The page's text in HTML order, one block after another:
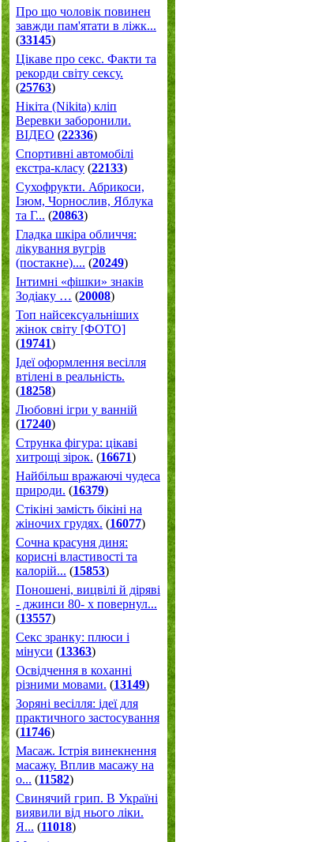
Про що чоловік повинен
завжди пам'ятати в ліжк...
(33145)
Цікаве про секс. Факти та
рекорди світу сексу.
(25763)
Нікіта (Nikita) кліп
Веревки заборонили.
ВІДЕО (22336)
Спортивні автомобілі
екстра-класу (22133)
Cухофрукти. Абрикоси,
Ізюм, Чорнослив, Яблука
та Г... (20863)
Гладка шкіра обличчя:
лікування вугрів
(постакне).... (20249)
Інтимні «фішки» знаків
Зодіаку … (20008)
Топ найсексуальніших
жінок світу [ФОТО]
(19741)
Ідеї оформлення весілля
втілені в реальність.
(18258)
Любовні ігри у ванній
(17240)
Струнка фігура: цікаві
хитрощі зірок. (16671)
Найбільш вражаючі чудеса
природи. (16379)
Стікіні замість бікіні на
жіночих грудях. (16077)
Сочна красуня диня:
корисні властивості та
калорій... (15853)
Поношені, вицвілі й діряві
- джинси 80- х повернул...
(13557)
Секс зранку: плюси і
мінуси (13363)
Освідчення в коханні
різними мовами. (13149)
Зоряні весілля: ідеї для
практичного застосування
(11746)
Масаж. Істрія винекнення
масажу. Вплив масажу на
о... (11582)
Свинячий грип. В Україні
виявили від нього ліки.
Я... (11018)